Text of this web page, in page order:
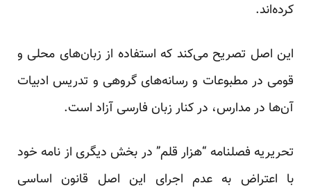
کرده‌اند.
این اصل تصریح می‌کند که استفاده از زبان‌های محلی و
قومی در مطبوعات و رسانه‌های گروهی و تدریس ادبیات
آن‌ها در مدارس، در کنار زبان فارسی آزاد است.
تحریریه فصلنامه “هزار قلم” در بخش دیگری از نامه خود
با اعتراض به عدم اجرای این اصل قانون اساسی